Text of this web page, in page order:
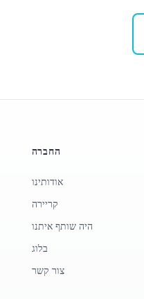
החברה
אודותינו
קריירה
היה שותף איתנו
בלוג
צור קשר